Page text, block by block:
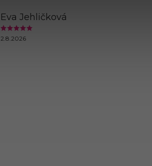
Eva Jehličková
2.8.2026